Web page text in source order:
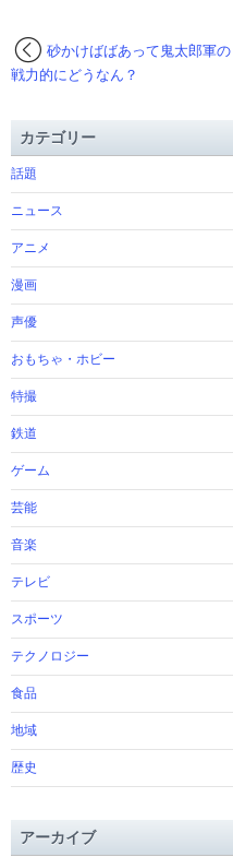
砂かけばばあって鬼太郎軍の
戦力的にどうなん？
カテゴリー
話題
ニュース
アニメ
漫画
声優
おもちゃ・ホビー
特撮
鉄道
ゲーム
芸能
音楽
テレビ
スポーツ
テクノロジー
食品
地域
歴史
アーカイブ